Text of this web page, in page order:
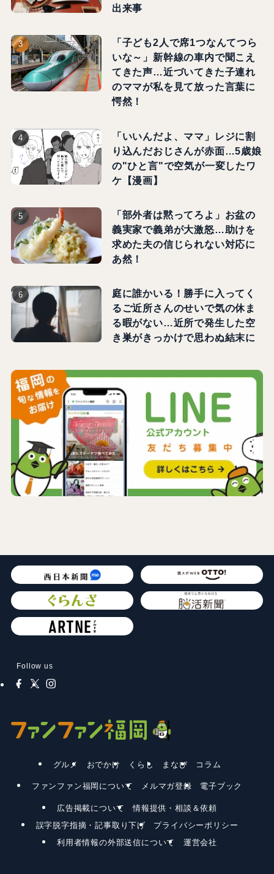
出来事
「子ども2人で席1つなんてつら
いな～」新幹線の車内で聞こえ
てきた声…近づいてきた子連れ
のママが私を見て放った言葉に
愕然！
「いいんだよ、ママ」レジに割
り込んだおじさんが赤面…5歳娘
の"ひと言"で空気が一変したワ
ケ【漫画】
「部外者は黙ってろよ」お盆の
義実家で義弟が大激怒…助けを
求めた夫の信じられない対応に
あ然！
庭に誰かいる！勝手に入ってく
るご近所さんのせいで気の休ま
る暇がない…近所で発生した空
き巣がきっかけで思わぬ結末に
Follow us
グルメ おでかけ くらし まなび コラム
ファンファン福岡について メルマガ登録 電子ブック
広告掲載について
情報提供・相談＆依頼
誤字脱字指摘・記事取り下げ
プライバシーポリシー
利用者情報の外部送信について
運営会社